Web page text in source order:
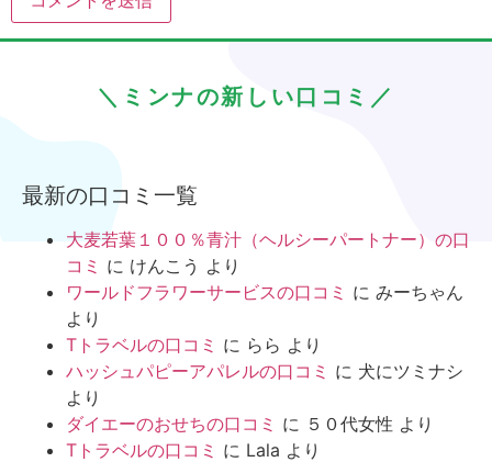
＼ミンナの新しい口コミ／
最新の口コミ一覧
大麦若葉１００％青汁（ヘルシーパートナー）の口
コミ に けんこう より
ワールドフラワーサービスの口コミ に みーちゃん
より
Tトラベルの口コミ に らら より
ハッシュパピーアパレルの口コミ に 犬にツミナシ
より
ダイエーのおせちの口コミ に ５０代女性 より
Tトラベルの口コミ に Lala より